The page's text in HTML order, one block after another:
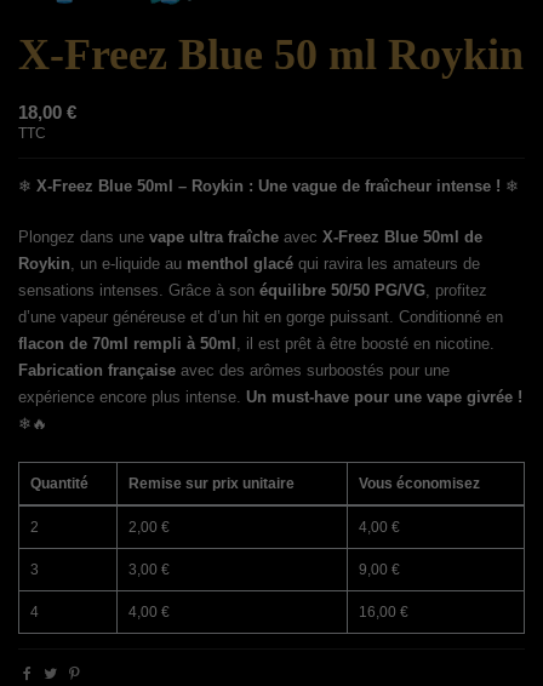
X-Freez Blue 50 ml Roykin
18,00 €
TTC
❄ X-Freez Blue 50ml – Roykin : Une vague de fraîcheur intense ! ❄
Plongez dans une vape ultra fraîche avec X-Freez Blue 50ml de
Roykin, un e-liquide au menthol glacé qui ravira les amateurs de
sensations intenses. Grâce à son équilibre 50/50 PG/VG, profitez
d’une vapeur généreuse et d’un hit en gorge puissant. Conditionné en
flacon de 70ml rempli à 50ml , il est prêt à être boosté en nicotine.
Fabrication française avec des arômes surboostés pour une
expérience encore plus intense. Un must-have pour une vape givrée !
❄🔥
Quantité Remise sur prix unitaire Vous économisez
2 2,00 € 4,00 €
3 3,00 € 9,00 €
4 4,00 € 16,00 €